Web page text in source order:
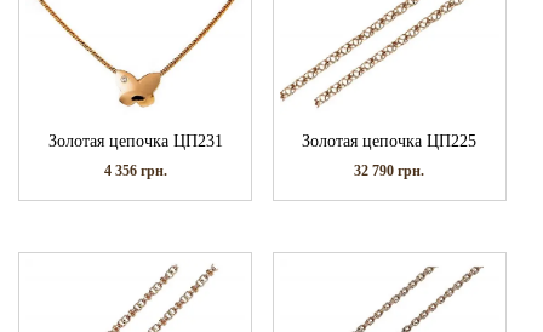
Золотая цепочка ЦП231
4 356 грн.
Золотая цепочка ЦП225
32 790грн.